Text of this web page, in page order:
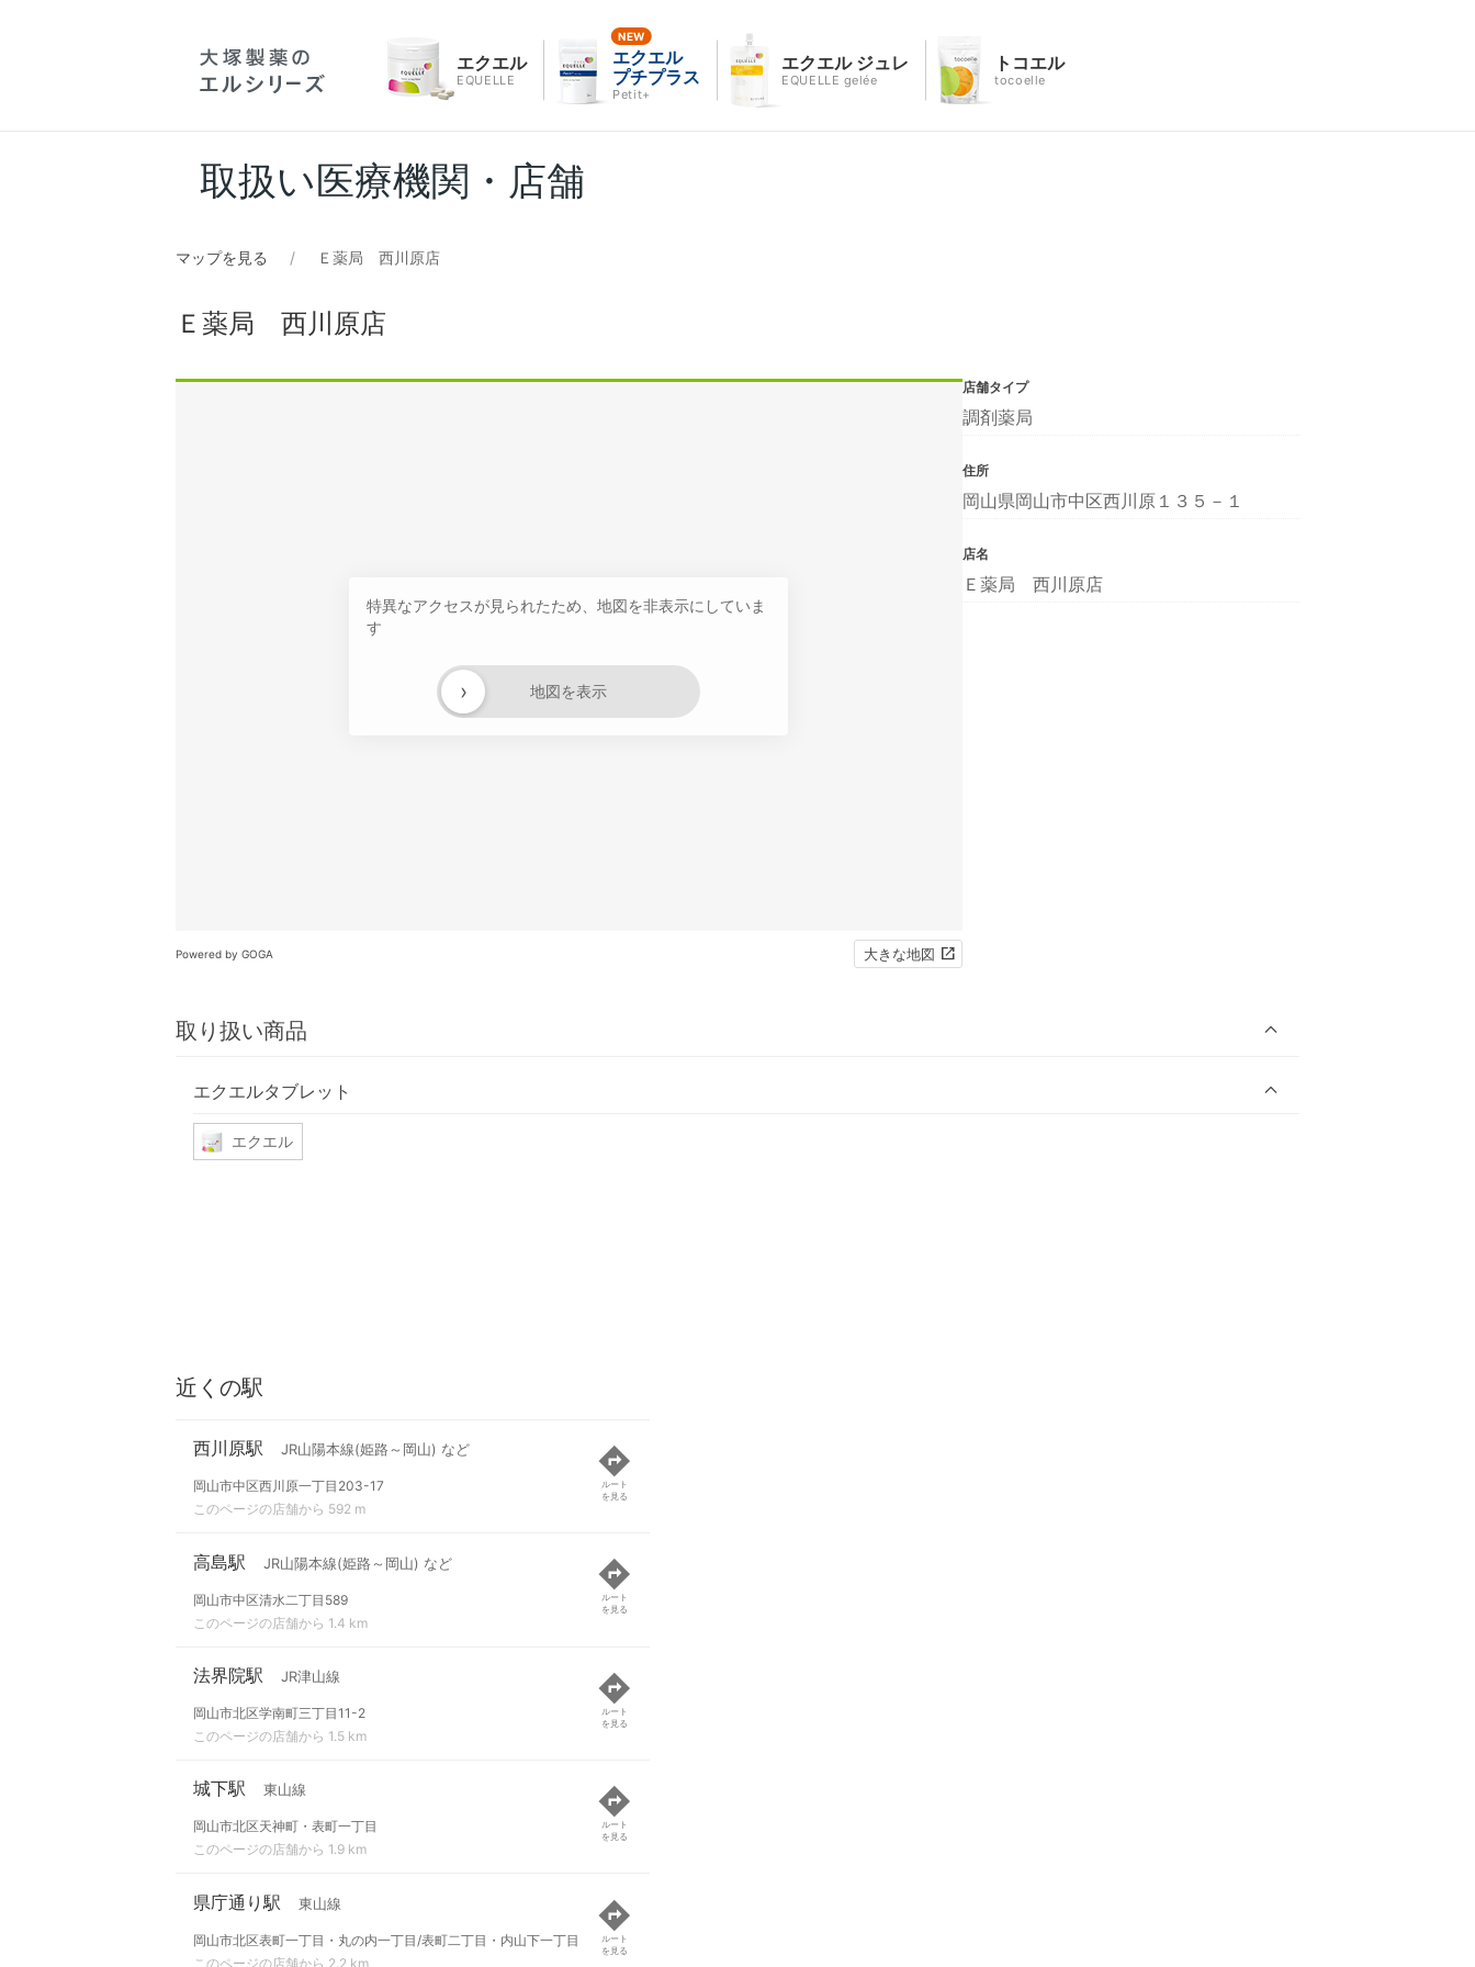
エクエル
EQUELLE
エクエル
プチプラス
Petit+
エクエル ジュレ
EQUELLE gelée
トコエル
tocoelle
取扱い医療機関・店舗
マップを見る Ｅ薬局 西川原店
Ｅ薬局 西川原店
特異なアクセスが見られたため、地図を非表示にしていま
す
地図を表示
›
Powered by GOGA 大きな地図
取り扱い商品
エクエルタブレット
エクエル
店舗タイプ
調剤薬局
住所
岡山県岡山市中区西川原１３５－１
店名
Ｅ薬局 西川原店
近くの駅
西川原駅 JR山陽本線(姫路～岡山) など
岡山市中区西川原一丁目203-17
このページの店舗から 592 m
ルート
を見る
高島駅 JR山陽本線(姫路～岡山) など
岡山市中区清水二丁目589
このページの店舗から 1.4 km
ルート
を見る
法界院駅 JR津山線
岡山市北区学南町三丁目11-2
このページの店舗から 1.5 km
ルート
を見る
城下駅 東山線
岡山市北区天神町・表町一丁目
このページの店舗から 1.9 km
ルート
を見る
県庁通り駅 東山線
岡山市北区表町一丁目・丸の内一丁目/表町二丁目・内山下一丁目
このページの店舗から 2.2 km
ルート
を見る